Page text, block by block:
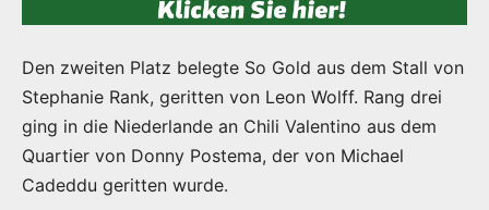
Den zweiten Platz belegte So Gold aus dem Stall von
Stephanie Rank, geritten von Leon Wolff. Rang drei
ging in die Niederlande an Chili Valentino aus dem
Quartier von Donny Postema, der von Michael
Cadeddu geritten wurde.